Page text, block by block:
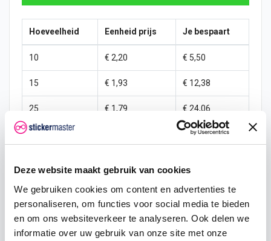
Deze website maakt gebruik van cookies
We gebruiken cookies om content en advertenties te
personaliseren, om functies voor social media te bieden
en om ons websiteverkeer te analyseren. Ook delen we
informatie over uw gebruik van onze site met onze
Hoeveelheid Eenheid prijs Je bespaart
10 € 2,20 € 5,50
15 € 1,93 € 12,38
25 € 1,79 € 24,06
50 € 55,00
200 € 275,00
500 € 1,10 € 825,00
750 € 0,83 € 1.443,75